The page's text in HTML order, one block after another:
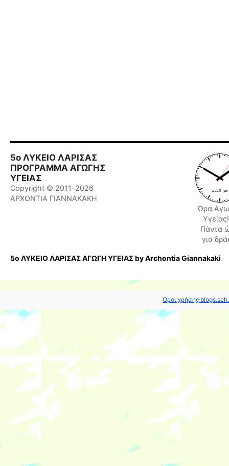
5ο ΛΥΚΕΙΟ ΛΑΡΙΣΑΣ
ΠΡΟΓΡΑΜΜΑ ΑΓΩΓΗΣ
ΥΓΕΙΑΣ
Copyright © 2011-2026
ΑΡΧΟΝΤΙΑ ΓΙΑΝΝΑΚΑΚΗ
Ώρα
Πάντα
για
5ο ΛΥΚΕΙΟ ΛΑΡΙΣΑΣ ΑΓΩΓΗ ΥΓΕΙΑΣ by Archontia Giannakaki
Όροι χρήσης